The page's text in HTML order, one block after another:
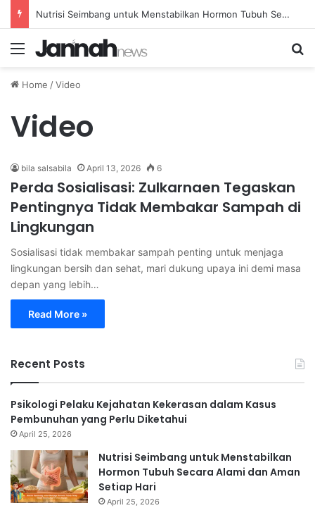
Nutrisi Seimbang untuk Menstabilkan Hormon Tubuh Secara Alami dan Aman Setiap Hari
Menu
Home /Video
Video
bila salsabila April 13, 2026 6
Perda Sosialisasi: Zulkarnaen Tegaskan
Pentingnya Tidak Membakar Sampah di
Lingkungan
Sosialisasi tidak membakar sampah penting untuk menjaga
lingkungan bersih dan sehat, mari dukung upaya ini demi masa
depan yang lebih…
Read More »
Recent Posts
Psikologi Pelaku Kejahatan Kekerasan dalam Kasus
Pembunuhan yang Perlu Diketahui
April 25, 2026
Nutrisi Seimbang untuk Menstabilkan
Hormon Tubuh Secara Alami dan Aman
Setiap Hari
April 25, 2026